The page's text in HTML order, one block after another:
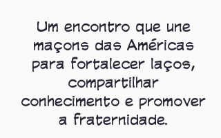
Um encontro que une
maçons das Américas
para fortalecer laços,
compartilhar
conhecimento e promover
a fraternidade.